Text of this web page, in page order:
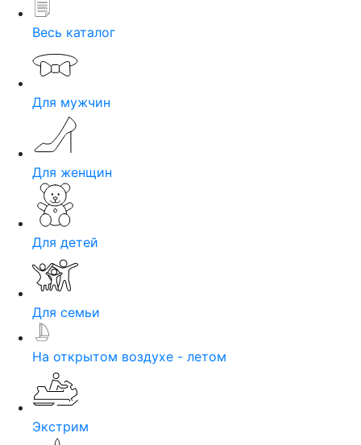
Весь каталог
Для мужчин
Для женщин
Для детей
Для семьи
На открытом воздухе - летом
Экстрим